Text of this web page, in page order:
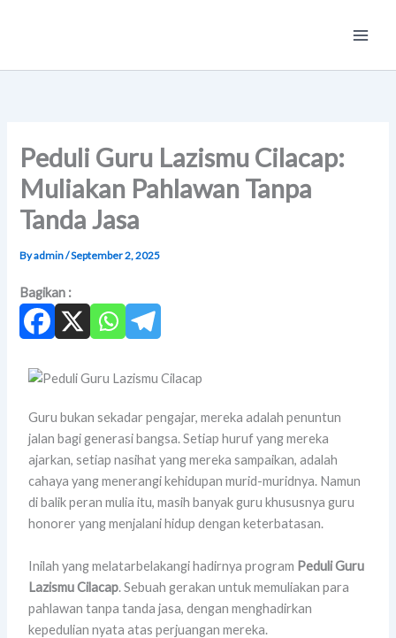
Menu
Peduli Guru Lazismu Cilacap:
Muliakan Pahlawan Tanpa
Tanda Jasa
Byadmin/September 2, 2025
Bagikan :
Guru bukan sekadar pengajar, mereka adalah penuntun
jalan bagi generasi bangsa. Setiap huruf yang mereka
ajarkan, setiap nasihat yang mereka sampaikan, adalah
cahaya yang menerangi kehidupan murid-muridnya. Namun
di balik peran mulia itu, masih banyak guru khususnya guru
honorer yang menjalani hidup dengan keterbatasan.
Inilah yang melatarbelakangi hadirnya program Peduli Guru
Lazismu Cilacap. Sebuah gerakan untuk memuliakan para
pahlawan tanpa tanda jasa, dengan menghadirkan
kepedulian nyata atas perjuangan mereka.